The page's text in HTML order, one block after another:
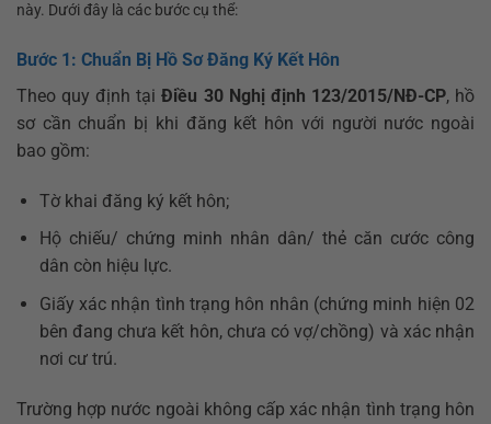
này. Dưới đây là các bước cụ thể:
Bước 1: Chuẩn Bị Hồ Sơ Đăng Ký Kết Hôn
Theo quy định tạiĐiều 30 Nghị định 123/2015/NĐ-CP, hồ
sơ cần chuẩn bị khi đăng kết hôn với người nước ngoài
bao gồm:
Tờ khai đăng ký kết hôn;
Hộ chiếu/ chứng minh nhân dân/ thẻ căn cước công
dân còn hiệu lực.
Giấy xác nhận tình trạng hôn nhân (chứng minh hiện 02
bên đang chưa kết hôn, chưa có vợ/chồng) và xác nhận
nơi cư trú.
Trường hợp nước ngoài không cấp xác nhận tình trạng hôn